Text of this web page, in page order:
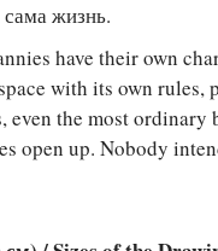
жизнь.
have their own
with its own
even the most
open up. Nobody